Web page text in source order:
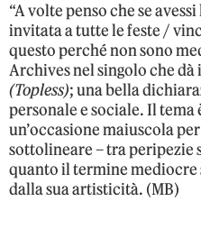
“A volte penso che se
invitata a tutte le feste /
questo perché non sono
Archives nel singolo che
(Topless); una bella
personale e sociale. Il
un’occasione maiuscola
sottolineare – tra peripezie
quanto il termine mediocre
dalla sua artisticità. (MB)